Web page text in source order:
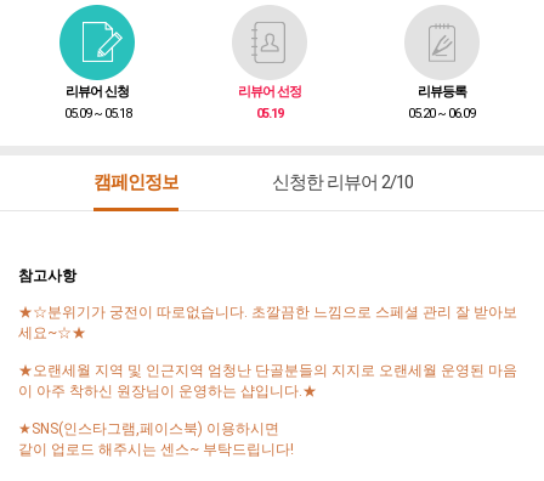
리뷰어 신청
05.09 ~ 05.18
리뷰어 선정
05.19
리뷰등록
05.20 ~ 06.09
캠페인정보 신청한 리뷰어 2/10
참고사항
★☆분위기가 궁전이 따로없습니다. 초깔끔한 느낌으로 스페셜 관리 잘 받아보
세요~☆★
★오랜세월 지역 및 인근지역 엄청난 단골분들의 지지로 오랜세월 운영된 마음
이 아주 착하신 원장님이 운영하는 샵입니다.★
★SNS(인스타그램,페이스북) 이용하시면
같이 업로드 해주시는 센스~ 부탁드립니다!